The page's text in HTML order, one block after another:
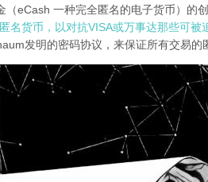
（eCash 一种完全匿名的电子货币）的
名货币，以对抗VISA或万事达那些可被
发明的密码协议，来保证所有交易的